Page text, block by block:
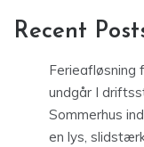
Recent
Ferieafløsning
undgår I
Sommerhus
en lys,